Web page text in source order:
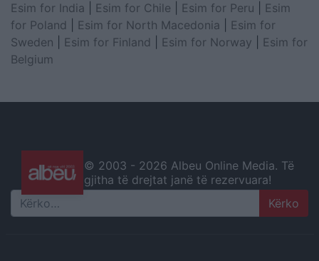
Esim for India
Esim for Chile Esim for Peru
Esim
for Poland
Esim for North Macedonia
Esim for
Sweden
Esim for Finland Esim for Norway
Esim for
Belgium
© 2003 - 2026 Albeu Online Media. Të
gjitha të drejtat janë të rezervuara!
Search